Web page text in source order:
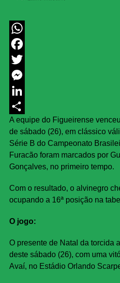
WhatsApp
Facebook
Twitter
Messenger
LinkedIn
Share
A equipe do Figueirense
de sábado (26), em clássico
Série B do Campeonato
Furacão foram marcados por
Gonçalves, no primeiro tempo.
Com o resultado, o alvinegro
ocupando a 16ª posição na
O jogo:
O presente de Natal da torcida
deste sábado (26), com uma
Avaí, no Estádio Orlando